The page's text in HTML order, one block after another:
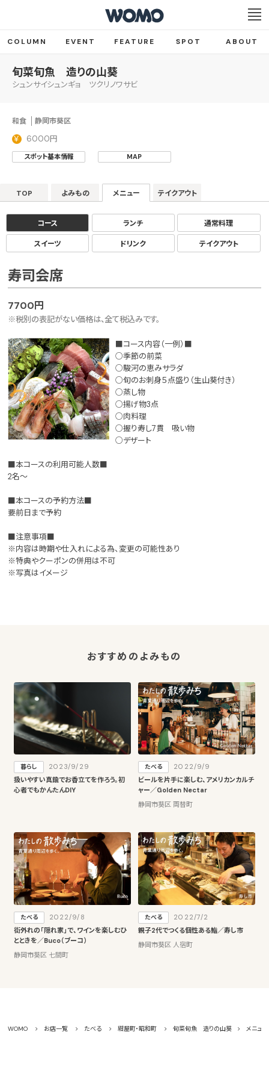
COLUMN EVENT FEATURE SPOT ABOUT
旬菜旬魚 造りの山葵
シュンサイシュンギョ ツクリノワサビ
和食 静岡市葵区
6000円
スポット基本情報 MAP
TOP よみもの メニュー テイクアウト
コース ランチ 通常料理
スイーツ ドリンク テイクアウト
寿司会席
7700円
※税別の表記がない価格は、全て税込みです。
■コース内容（一例）■
○季節の前菜
○駿河の恵みサラダ
○旬のお刺身５点盛り（生山葵付き）
○蒸し物
○揚げ物3点
○肉料理
○握り寿し7貫 吸い物
○デザート
■本コースの利用可能人数■
2名～
■本コースの予約方法■
要前日まで予約
■注意事項■
※内容は時期や仕入れによる為、変更の可能性あり
※特典やクーポンの併用は不可
※写真はイメージ
おすすめのよみもの
暮らし
2023/9/29
扱いやすい真鍮でお香立てを作ろう。初
心者でもかんたんDIY
たべる
2022/9/9
ビールを片手に楽しむ、アメリカンカルチ
ャー／Golden Nectar
静岡市葵区 両替町
たべる
2022/9/8
街外れの「隠れ家」で、ワインを楽しむひ
とときを／Buco（ブーコ）
静岡市葵区 七間町
たべる
2022/7/2
親子2代でつくる個性ある鮨／寿し市
静岡市葵区 人宿町
WOMO お店一覧 たべる 紺屋町・昭和町 旬菜旬魚 造りの山葵 メニュ